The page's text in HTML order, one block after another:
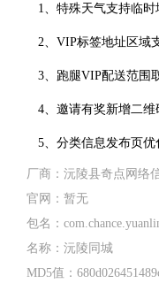
1、特殊天气支持临
2、VIP标签地址区域
3、跑腿VIP配送范围
4、邀请有奖新增二
5、分类信息发布页
厂商： 沅陵县奇点网络
官网： 暂无
包名：
名称： 沅陵同城
MD5值：